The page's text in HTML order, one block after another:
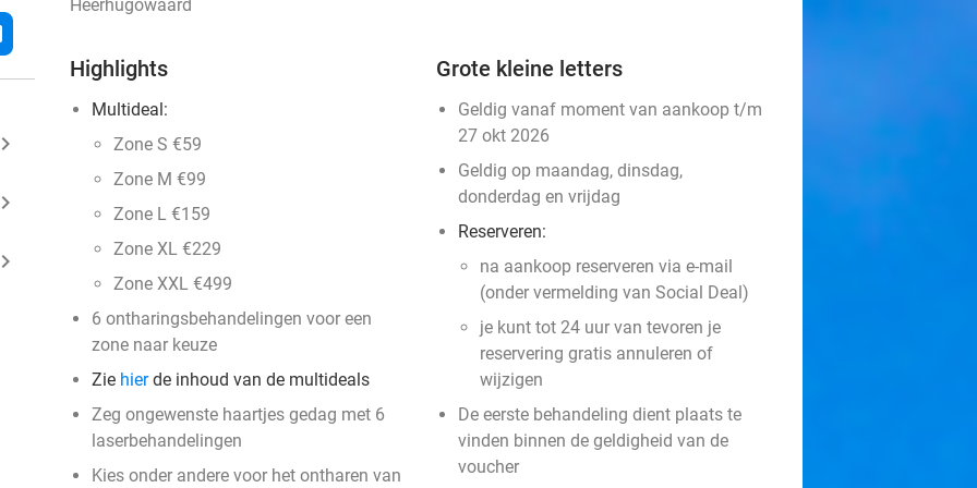
keyboard_arrow_right
keyboard_arrow_right
keyboard_arrow_right
Heerhugowaard
Highlights
Multideal:
Zone S €59
Zone M €99
Zone L €159
Zone XL €229
Zone XXL €499
6 ontharingsbehandelingen voor een
zone naar keuze
Zie hierde inhoud van de multideals
Zeg ongewenste haartjes gedag met 6
laserbehandelingen
Kies onder andere voor het ontharen van
Grote kleine letters
Geldig vanaf moment van aankoop t/m
27 okt 2026
Geldig op maandag, dinsdag,
donderdag en vrijdag
Reserveren:
na aankoop reserveren via e-mail
(onder vermelding van Social Deal)
je kunt tot 24 uur van tevoren je
reservering gratis annuleren of
wijzigen
De eerste behandeling dient plaats te
vinden binnen de geldigheid van de
voucher